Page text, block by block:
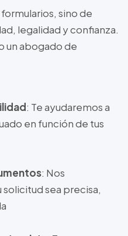
sino de
legalidad y confianza.
un abogado de
: Te ayudaremos a
en función de tus
: Nos
solicitud sea precisa,